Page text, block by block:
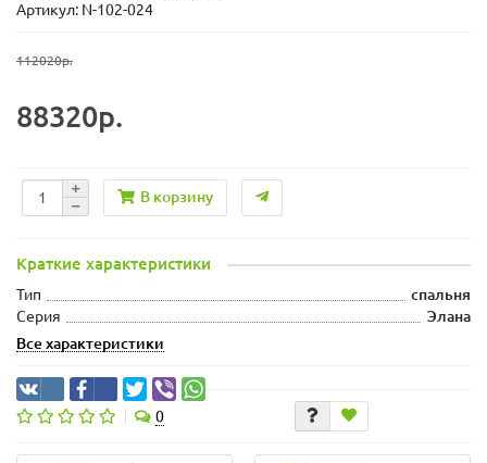
Артикул: N-102-024
112020р.
88320р.
В корзину
Краткие характеристики
Тип
спальня
Серия
Элана
Все характеристики
0